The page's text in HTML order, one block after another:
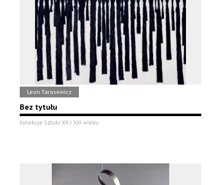
Leon Tarasewicz
Bez tytułu
Kolekcja Sztuki XX i XXI wieku